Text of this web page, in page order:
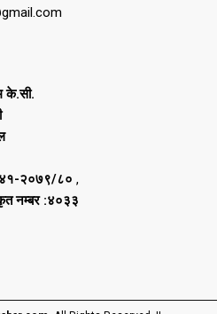
के.सी.
२०७९/८० ,
नम्बर :४०३३